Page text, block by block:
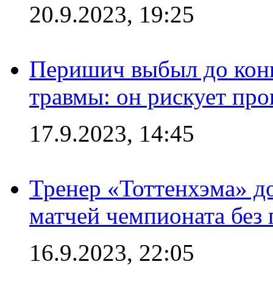
20.9.2023, 19:25
Перишич выбыл до
травмы: он рискует
17.9.2023, 14:45
Тренер «Тоттенхэма»
матчей чемпионата
16.9.2023, 22:05